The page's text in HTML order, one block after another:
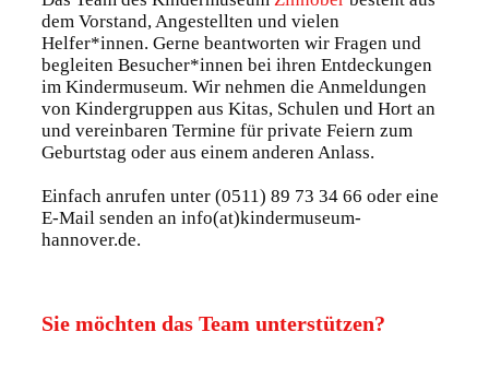
dem Vorstand, Angestellten und vielen
Helfer*innen. Gerne beantworten wir Fragen und
begleiten Besucher*innen bei ihren Entdeckungen
im Kindermuseum. Wir nehmen die Anmeldungen
von Kindergruppen aus Kitas, Schulen und Hort an
und vereinbaren Termine für private Feiern zum
Geburtstag oder aus einem anderen Anlass.
Einfach anrufen unter (0511) 89 73 34 66 oder eine
E-Mail senden an info(at)kindermuseum-
hannover.de.
Sie möchten das Team unterstützen?